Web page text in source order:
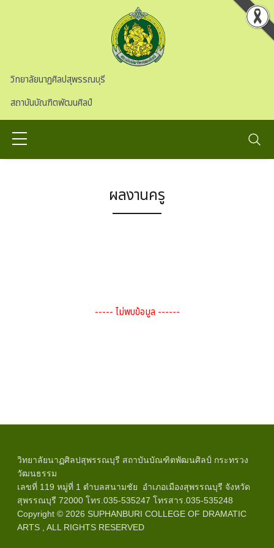
วิทยาลัยนาฏศิลปสุพรรณบุรี
สถาบันบัณฑิตพัฒนศิลป์
ผลงานครู
----- ไม่พบข้อมูล ------
วิทยาลัยนาฏศิลปสุพรรณบุรี สถาบันบัณฑิตพัฒนศิลป์ กระทรวง
วัฒนธรรม
เลขที่ 119 หมู่ที่ 1 ตำบลสนามชัย อำเภอเมืองสุพรรณบุรี จังหวัด
สุพรรณบุรี 72000 โทร.035-535247 โทรสาร.035-535248
Copyright © 2026 SUPHANBURI COLLEGE OF DRAMATIC
ARTS , ALL RIGHTS RESERVED